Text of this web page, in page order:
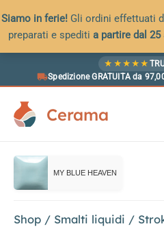
Siamo in ferie! Gli ordini effettuati
preparati e spediti a partire dal
★ ★ ★ ★ ★
Spedizione GRATUITA da
Cerama
MY BLUE HEAVEN
Shop / Smalti liquidi /